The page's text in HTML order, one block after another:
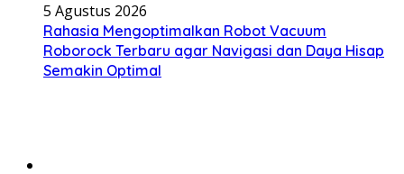
5 Agustus 2026
Rahasia Mengoptimalkan Robot Vacuum
Roborock Terbaru agar Navigasi dan Daya Hisap
Semakin Optimal